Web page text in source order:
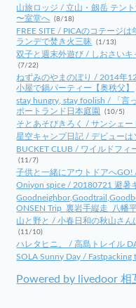
山旅ロッジ / 立山・劔岳 テン
〜室堂へ (8/18)
FREE SITE / PICAのコテージ
ランデで焚き火三昧
(1/13)
双子と週末外遊び / しおさい
(7/22)
ねずみのやまのぼり / 2014年
小屋で鍋パーティー【奥秩父】
stay hungry, stay foolish / 「
ポートランド日本庭園
(10/5)
そとあそびきろく / サンシェー
星空キャンプ日記 / デビューは
BUCKET CLUB / ワイルドフ
(11/7)
子供と一緒にアウトドアへGO!
Oniyon spice / 20180721 避
ONSEN Trip_裏岩手縦走_八幡
山と野と / 小春日和の秋山さ
(11/10)
ハレタヒニ。 / 高島トレイル
SOLA Sunny Day /
Powered by livedoor 相